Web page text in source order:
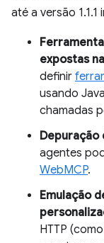
até a versão 1.1.1
expostas
definir
usando
chamadas
Depuração
agentes
WebMCP.
Emulação
HTTP